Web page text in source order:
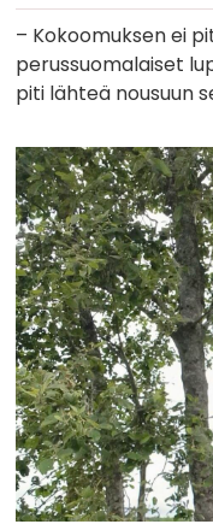
– Kokoomuksen ei
perussuomalaiset
piti lähteä nousuun